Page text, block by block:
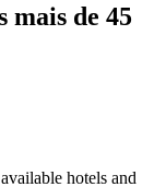
mais de 45
hotels and